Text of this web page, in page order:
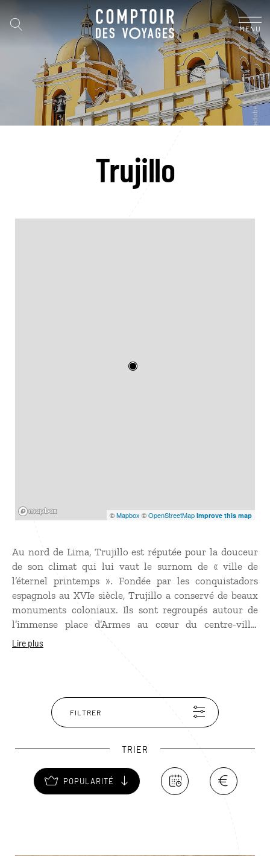
MENU
Trujillo
©Mapbox ©OpenStreetMap Improve this map
Au nord de Lima, Trujillo est réputée pour la douceur
de son climat qui lui vaut le surnom de « ville de
l’éternel printemps ». Fondée par les conquistadors
espagnols au XVIe siècle, Trujillo a conservé de beaux
monuments coloniaux. Ils sont regroupés autour de
l’immense place d’Armes au cœur du centre-ville.
L’autre intérêt de Trujillo est sa proximité avec Chan
Lire plus
FILTRER
TRIER
POPULARITÉ